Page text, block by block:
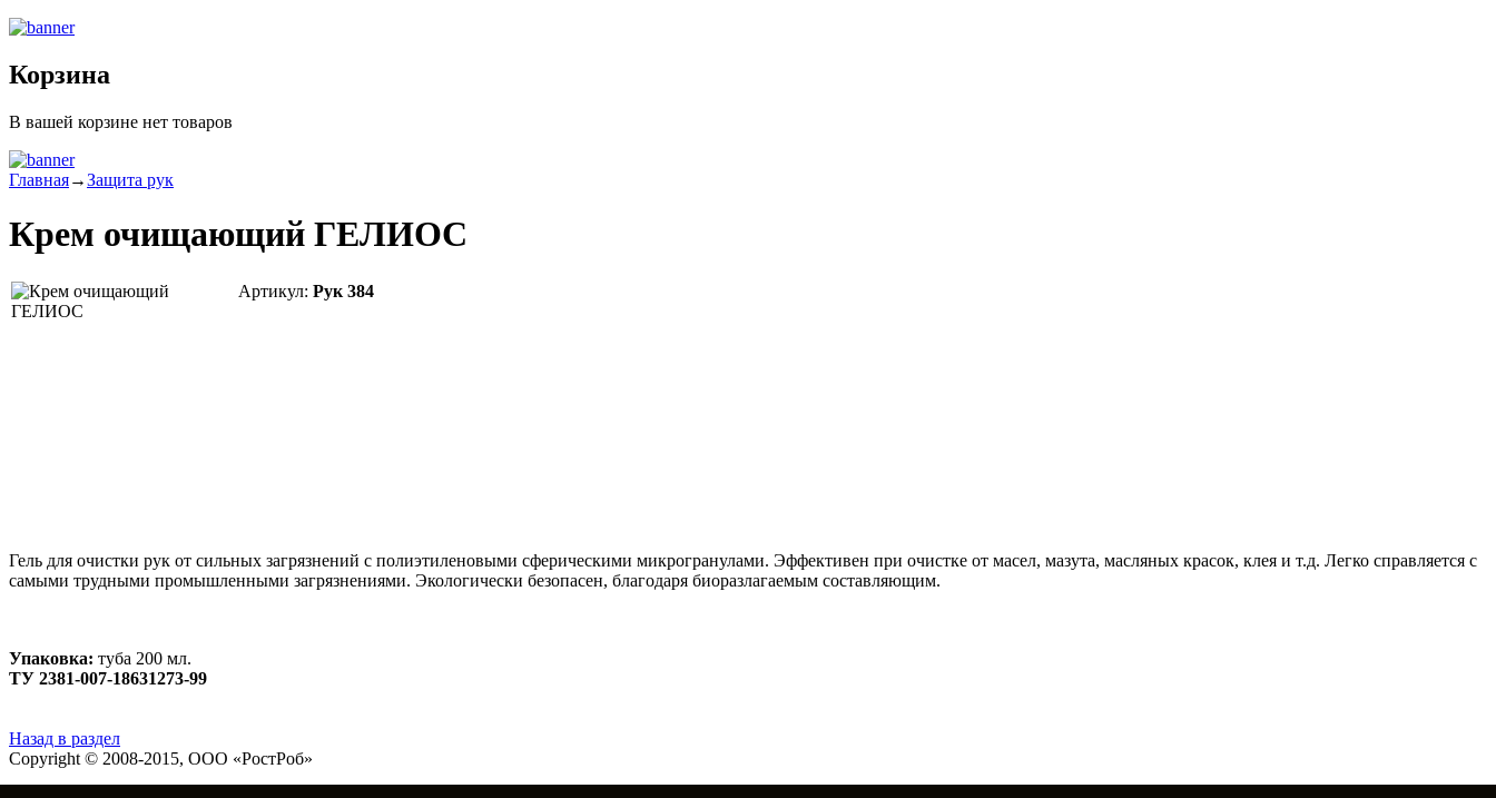
Корзина
В вашей корзине нет товаров
Главная→Защита рук
Крем очищающий ГЕЛИОС
Артикул: Рук 384
Гель для очистки рук от сильных загрязнений с полиэтиленовыми сферическими микрогранулами. Эффективен при очистке от масел, мазута, масляных красок, клея и т.д. Легко справляется с
самыми трудными промышленными загрязнениями. Экологически безопасен, благодаря биоразлагаемым составляющим.
Упаковка: туба 200 мл.
ТУ 2381-007-18631273-99
Назад в раздел
Copyright © 2008-2015, ООО «РостРоб»